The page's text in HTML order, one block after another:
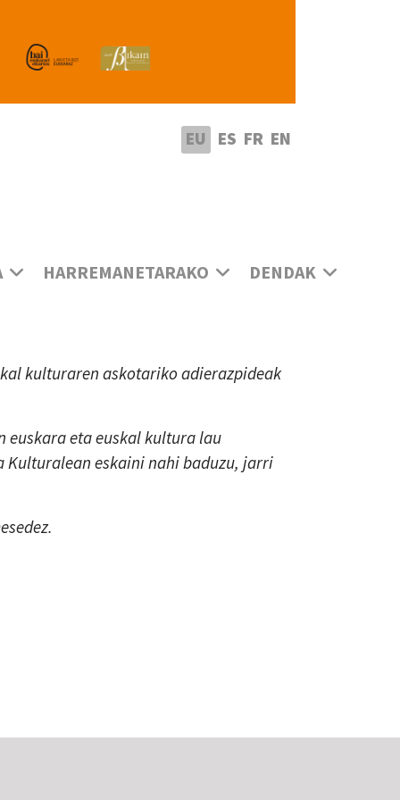
EU ES FR EN
HARREMANETARAKO DENDAK
kulturaren askotariko adierazpideak
euskara eta euskal kultura lau
Kulturalean eskaini nahi baduzu, jarri